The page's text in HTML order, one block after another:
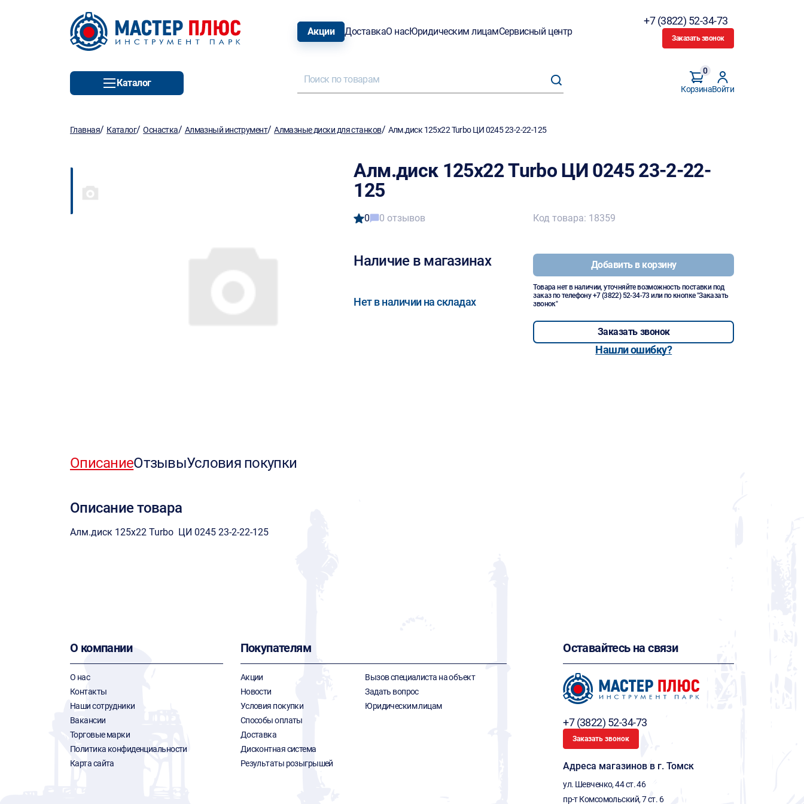
Акции ДоставкаО насЮридическим лицамСервисный центр
+7 (3822) 52-34-73
Заказать звонок
Каталог
Корзина
0
Войти
Главная/ Каталог/Оснастка/ Алмазный инструмент/Алмазные диски для станков/ Алм.диск 125х22 Turbo ЦИ 0245 23-2-22-125
Алм.диск 125х22 Turbo ЦИ 0245 23-2-22-
125
0 0 отзывов
Наличие в магазинах
Нет в наличии на складах
Код товара: 18359
Добавить в корзину
Товара нет в наличии, уточняйте возможность поставки под
заказ по телефону+7 (3822) 52-34-73 или по кнопке "Заказать
звонок"
Заказать звонок
Нашли ошибку?
ОписаниеОтзывыУсловия покупки
Описание товара
Алм.диск 125х22 Turbo ЦИ 0245 23-2-22-125
О компании
О нас
Контакты
Наши сотрудники
Вакансии
Торговые марки
Политика конфиденциальности
Карта сайта
Покупателям
Акции
Новости
Условия покупки
Способы оплаты
Доставка
Дисконтная система
Результаты розыгрышей
Вызов специалиста на объект
Задать вопрос
Юридическим лицам
Оставайтесь на связи
+7 (3822) 52-34-73
Заказать звонок
Адреса магазинов в г. Томск
ул. Шевченко, 44 ст. 46
пр-т Комсомольский, 7 ст. 6